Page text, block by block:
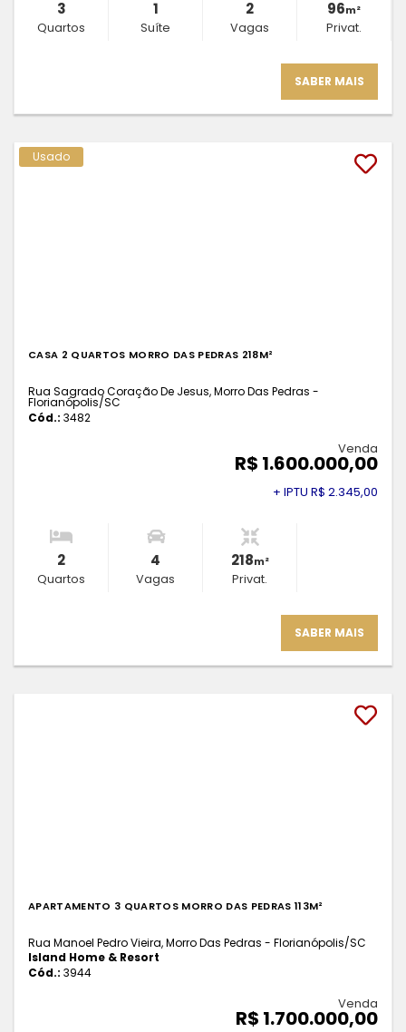
3
Quartos
1
Suíte
2
Vagas
96m²
Privat.
SABER MAIS
Usado
CASA 2 QUARTOS MORRO DAS PEDRAS 218M²
Rua Sagrado Coração De Jesus, Morro Das Pedras -
Florianópolis/SC
Cód.: 3482
Venda
R$ 1.600.000,00
+ IPTU R$ 2.345,00
2
Quartos
4
Vagas
218m²
Privat.
SABER MAIS
APARTAMENTO 3 QUARTOS MORRO DAS PEDRAS 113M²
Rua Manoel Pedro Vieira, Morro Das Pedras - Florianópolis/SC
Island Home & Resort
Cód.: 3944
Venda
R$ 1.700.000,00